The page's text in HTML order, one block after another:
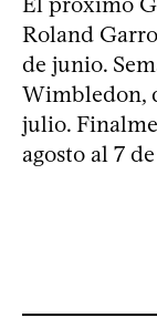
Roland
de junio.
Wimbledon,
julio.
agosto al 7